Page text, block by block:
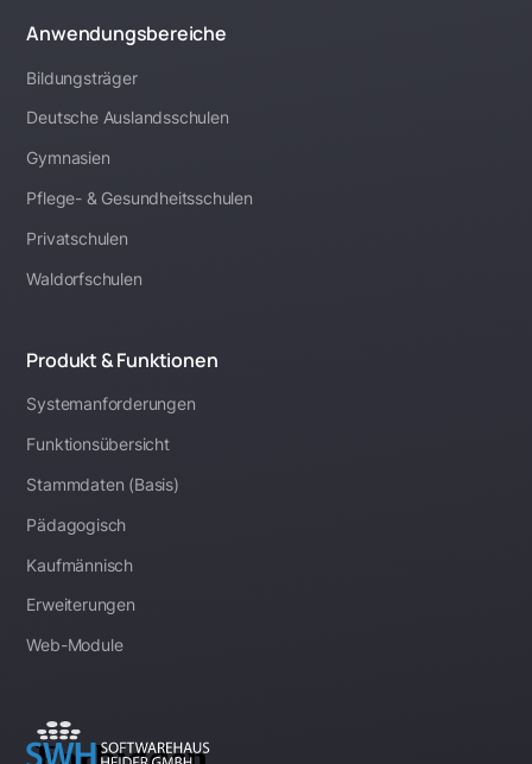
Anwendungsbereiche
Bildungsträger
Deutsche Auslandsschulen
Gymnasien
Pflege- & Gesundheitsschulen
Privatschulen
Waldorfschulen
Produkt & Funktionen
Systemanforderungen
Funktionsübersicht
Stammdaten (Basis)
Pädagogisch
Kaufmännisch
Erweiterungen
Web-Module